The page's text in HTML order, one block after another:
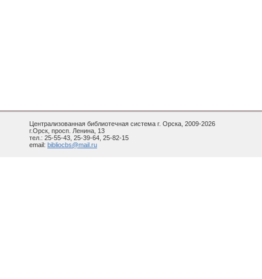
Централизованная библиотечная система г. Орска, 2009-2026
г.Орск, просп. Ленина, 13
тел.: 25-55-43, 25-39-64, 25-82-15
email: bibliocbs@mail.ru